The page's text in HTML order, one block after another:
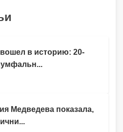
в историю: 20-
Медведева показала,